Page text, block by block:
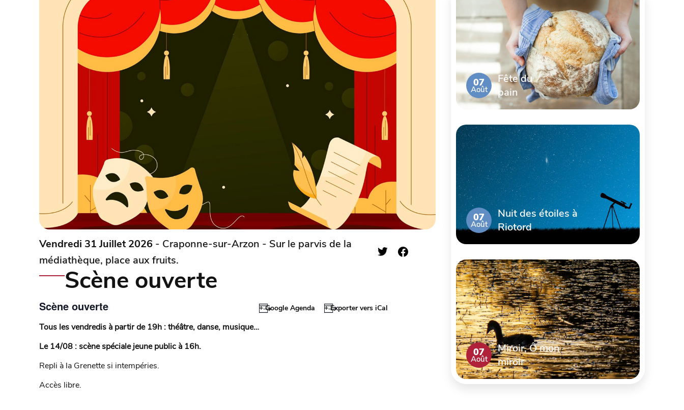
Vendredi 31 Juillet 2026 - Craponne-sur-Arzon - Sur le parvis de la
médiathèque, place aux fruits.
Scène ouverte
Scène ouverte
Tous les vendredis à partir de 19h : théâtre, danse, musique…
Le 14/08 : scène spéciale jeune public à 16h.
Repli à la Grenette si intempéries.
Accès libre.
+ Google Agenda + Exporter vers iCal
07
Août
Fête du
pain
07
Août
Nuit des étoiles à
Riotord
07
Août
Miroir, Ô mon
miroir